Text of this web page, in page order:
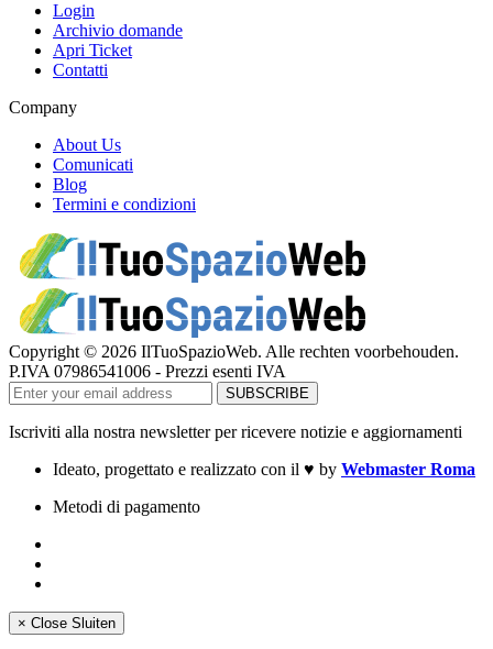
Login
Archivio domande
Apri Ticket
Contatti
Company
About Us
Comunicati
Blog
Termini e condizioni
Copyright © 2026 IlTuoSpazioWeb. Alle rechten voorbehouden.
P.IVA 07986541006 - Prezzi esenti IVA
Iscriviti alla nostra newsletter per ricevere notizie e aggiornamenti
Ideato, progettato e realizzato con il ♥ by Webmaster Roma
Metodi di pagamento
× Close Sluiten